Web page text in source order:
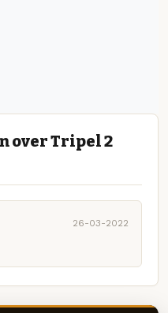
over Tripel 2
26-03-2022